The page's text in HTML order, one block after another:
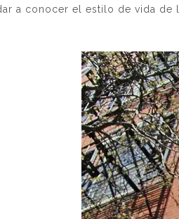
a conocer el estilo de vida de